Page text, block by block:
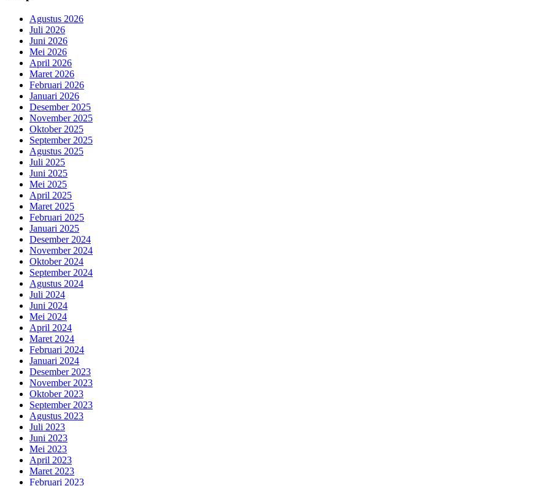
Agustus 2026
Juli 2026
Juni 2026
Mei 2026
April 2026
Maret 2026
Februari 2026
Januari 2026
Desember 2025
November 2025
Oktober 2025
September 2025
Agustus 2025
Juli 2025
Juni 2025
Mei 2025
April 2025
Maret 2025
Februari 2025
Januari 2025
Desember 2024
November 2024
Oktober 2024
September 2024
Agustus 2024
Juli 2024
Juni 2024
Mei 2024
April 2024
Maret 2024
Februari 2024
Januari 2024
Desember 2023
November 2023
Oktober 2023
September 2023
Agustus 2023
Juli 2023
Juni 2023
Mei 2023
April 2023
Maret 2023
Februari 2023